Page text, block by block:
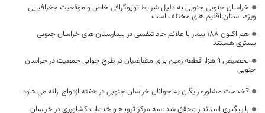
خراسان جنوبی جنوبی به دلیل شرایط توپوگرافی خاص و موقعیت جغرافیایی
ویژه، استان اقلیم های مختلف است
هم اکنون 188 بیمار با علائم حاد تنفسی در بیمارستان های خراسان جنوبی
بستری هستند
تخصیص ۹ هزار قطعه زمین برای متقاضیان در طرح جوانی جمعیت در خراسان
جنوبی
?خدمات مشاوره‌ رایگان به جوانان خراسان جنوبی در هفته ازدواج ارائه می شود
با پیگیری استاندار محقق شد ،سه مرکز ترویج و خدمات کشاورزی در خراسان